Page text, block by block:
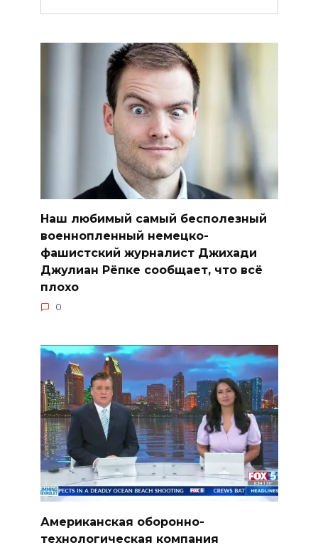
Наш любимый самый бесполезный
военнопленный немецко-
фашистский журналист Джихади
Джулиан Рёпке сообщает, что всё
плохо
0
Американская оборонно-
технологическая компания